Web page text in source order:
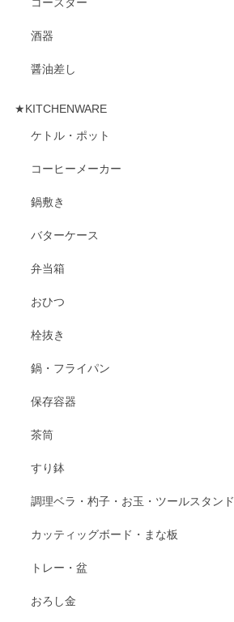
酒器
醤油差し
★KITCHENWARE
ケトル・ポット
コーヒーメーカー
鍋敷き
バターケース
弁当箱
おひつ
栓抜き
鍋・フライパン
保存容器
茶筒
すり鉢
調理ベラ・杓子・お玉・ツールスタンド
カッティッグボード・まな板
トレー・盆
おろし金